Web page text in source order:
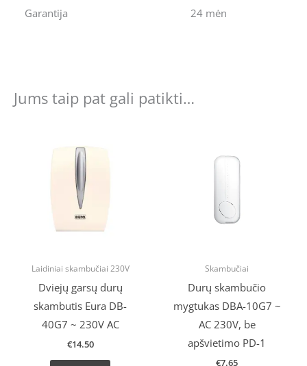
Garantija 24 mėn
Jums taip pat gali patikti…
Laidiniai skambučiai 230V
Dviejų garsų durų
skambutis Eura DB-
40G7 ~ 230V AC
€14.50
Skambučiai
Durų skambučio
mygtukas DBA-10G7 ~
AC 230V, be
apšvietimo PD-1
€7.65